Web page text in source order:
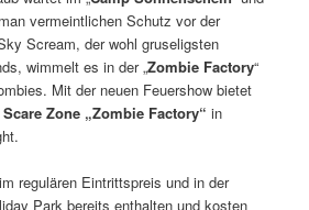
vermeintlichen Schutz vor der
Scream, der wohl gruseligsten
wimmelt es in der „Zombie Factory“
Mit der neuen Feuershow bietet
Scare Zone „Zombie Factory“ in
regulären Eintrittspreis und in der
Park bereits enthalten und kosten